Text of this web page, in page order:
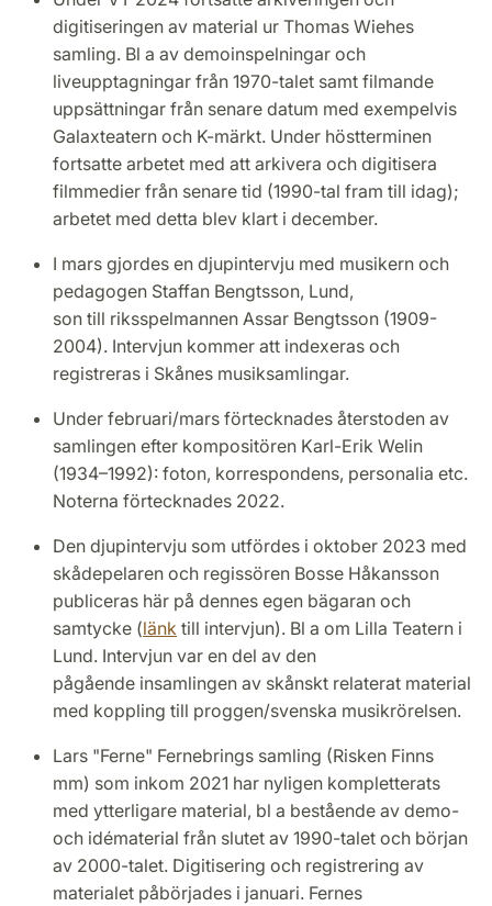
digitiseringen av material ur Thomas Wiehes
samling. Bl a av demoinspelningar och
liveupptagningar från 1970-talet samt filmande
uppsättningar från senare datum med exempelvis
Galaxteatern och K-märkt. Under höstterminen
fortsatte arbetet med att arkivera och digitisera
filmmedier från senare tid (1990-tal fram till idag);
arbetet med detta blev klart i december.
I mars gjordes en djupintervju med musikern och
pedagogen Staffan Bengtsson, Lund,
son till riksspelmannen Assar Bengtsson (1909-
2004). Intervjun kommer att indexeras och
registreras i Skånes musiksamlingar.
Under februari/mars förtecknades återstoden av
samlingen efter kompositören Karl-Erik Welin
(1934–1992): foton, korrespondens, personalia etc.
Noterna förtecknades 2022.
Den djupintervju som utfördes i oktober 2023 med
skådepelaren och regissören Bosse Håkansson
publiceras här på dennes egen bägaran och
samtycke (länk till intervjun). Bl a om Lilla Teatern i
Lund. Intervjun var en del av den
pågående insamlingen av skånskt relaterat material
med koppling till proggen/svenska musikrörelsen.
Lars "Ferne" Fernebrings samling (Risken Finns
mm) som inkom 2021 har nyligen kompletterats
med ytterligare material, bl a bestående av demo-
och idématerial från slutet av 1990-talet och början
av 2000-talet. Digitisering och registrering av
materialet påbörjades i januari. Fernes